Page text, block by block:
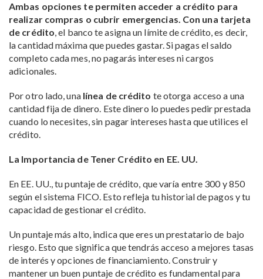
Ambas opciones te permiten acceder a crédito para
realizar compras o cubrir emergencias. Con una tarjeta
de crédito, el banco te asigna un límite de crédito, es decir,
la cantidad máxima que puedes gastar. Si pagas el saldo
completo cada mes, no pagarás intereses ni cargos
adicionales.
Por otro lado, una línea de crédito te otorga acceso a una
cantidad fija de dinero. Este dinero lo puedes pedir prestada
cuando lo necesites, sin pagar intereses hasta que utilices el
crédito.
La Importancia de Tener Crédito en EE. UU.
En EE. UU., tu puntaje de crédito, que varía entre 300 y 850
según el sistema FICO. Esto refleja tu historial de pagos y tu
capacidad de gestionar el crédito.
Un puntaje más alto, indica que eres un prestatario de bajo
riesgo. Esto que significa que tendrás acceso a mejores tasas
de interés y opciones de financiamiento. Construir y
mantener un buen puntaje de crédito es fundamental para